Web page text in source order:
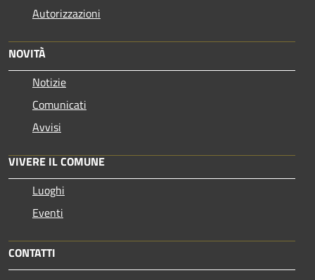
Autorizzazioni
NOVITÀ
Notizie
Comunicati
Avvisi
VIVERE IL COMUNE
Luoghi
Eventi
CONTATTI